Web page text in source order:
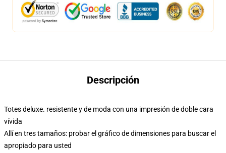
Descripción
Totes deluxe. resistente y de moda con una impresión de doble cara
vívida
Allí en tres tamaños: probar el gráfico de dimensiones para buscar el
apropiado para usted